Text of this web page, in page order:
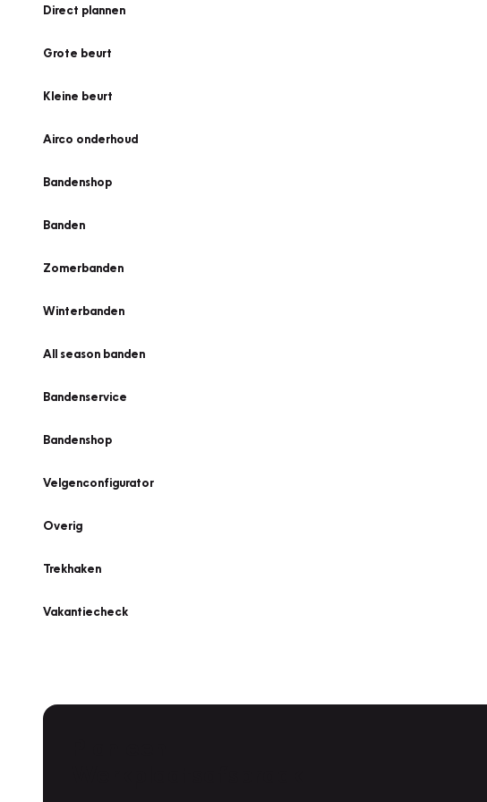
Direct plannen
Grote beurt
Kleine beurt
Airco onderhoud
Bandenshop
Banden
Zomerbanden
Winterbanden
All season banden
Bandenservice
Bandenshop
Velgenconfigurator
Overig
Trekhaken
Vakantiecheck